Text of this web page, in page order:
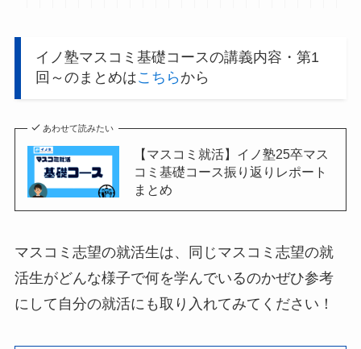
イノ塾マスコミ基礎コースの講義内容・第1
回～のまとめはこちら から
あわせて読みたい
【マスコミ就活】イノ塾25卒マス
コミ基礎コース振り返りレポート
まとめ
マスコミ志望の就活生は、同じマスコミ志望の就
活生がどんな様子で何を学んでいるのかぜひ参考
にして自分の就活にも取り入れてみてください！